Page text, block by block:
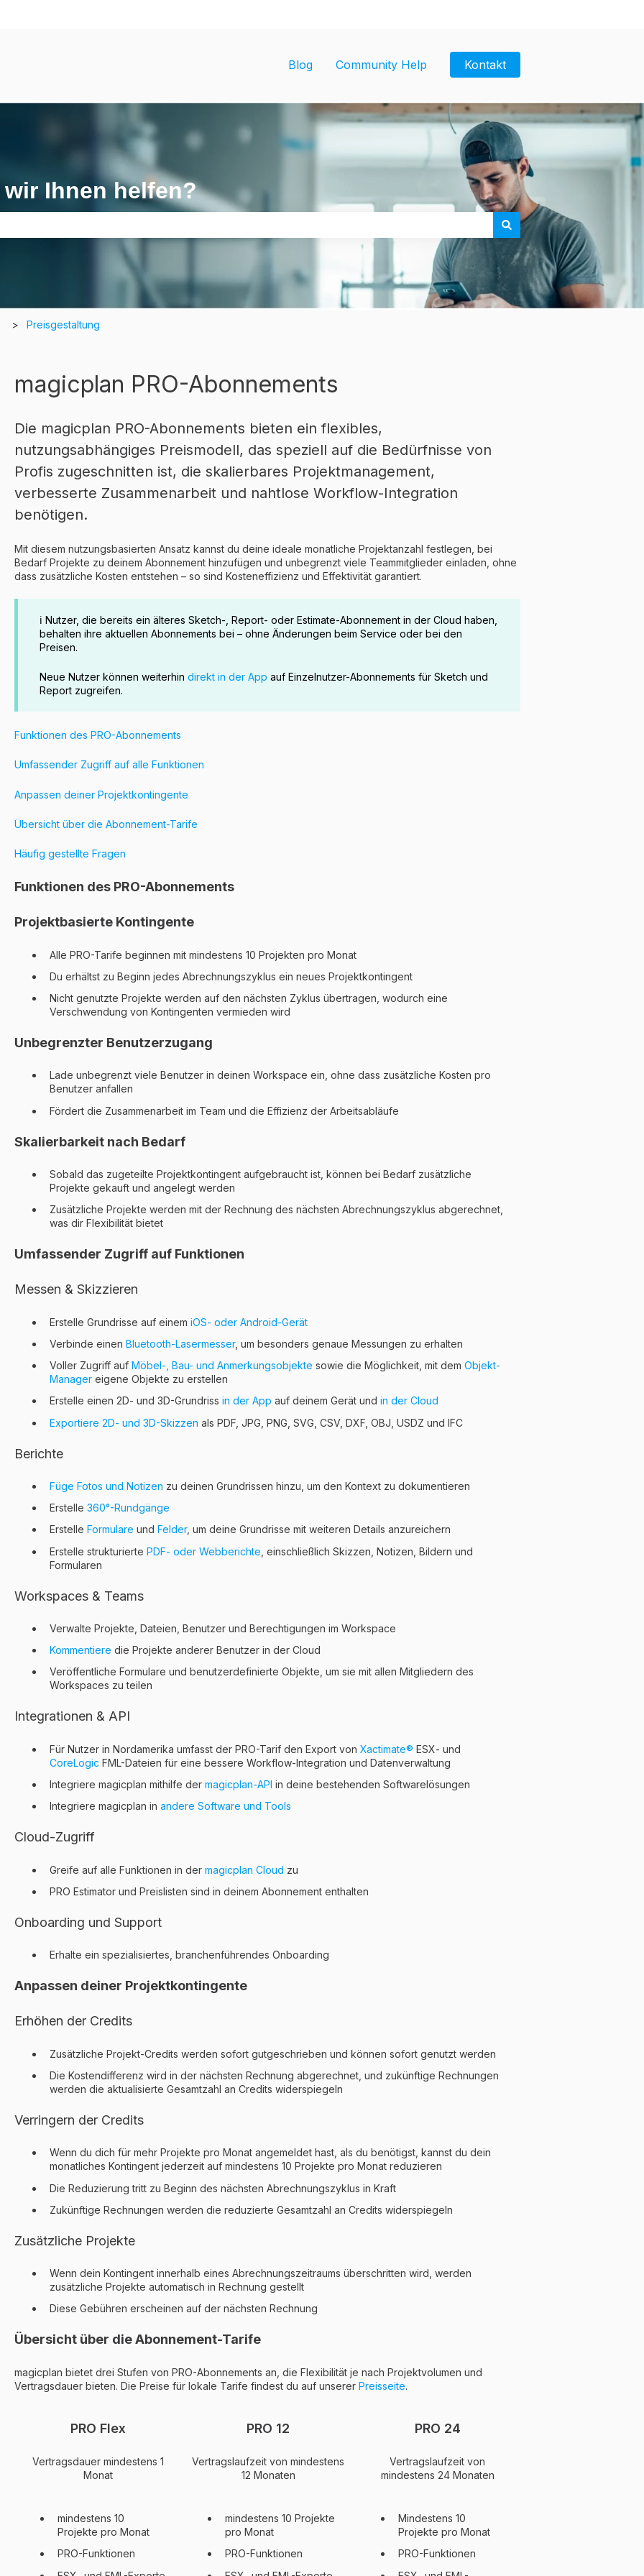
anzeigen
Blog Community Help Kontakt
Ihnen helfen?
Preisgestaltung
magicplan PRO-Abonnements
Die magicplan PRO-Abonnements bieten ein flexibles,
nutzungsabhängiges Preismodell, das speziell auf die Bedürfnisse von
Profis zugeschnitten ist, die skalierbares Projektmanagement,
verbesserte Zusammenarbeit und nahtlose Workflow-Integration
benötigen.
Mit diesem nutzungsbasierten Ansatz kannst du deine ideale monatliche Projektanzahl festlegen, bei
Bedarf Projekte zu deinem Abonnement hinzufügen und unbegrenzt viele Teammitglieder einladen, ohne
dass zusätzliche Kosten entstehen – so sind Kosteneffizienz und Effektivität garantiert.
ℹ️ Nutzer, die bereits ein älteres Sketch-, Report- oder Estimate-Abonnement in der Cloud haben,
behalten ihre aktuellen Abonnements bei – ohne Änderungen beim Service oder bei den
Preisen.
Neue Nutzer können weiterhin direkt in der App auf Einzelnutzer-Abonnements für Sketch und
Report zugreifen.
Funktionen des PRO-Abonnements
Umfassender Zugriff auf alle Funktionen
Anpassen deiner Projektkontingente
Übersicht über die Abonnement-Tarife
Häufig gestellte Fragen
Funktionen des PRO-Abonnements
Projektbasierte Kontingente
Alle PRO-Tarife beginnen mit mindestens 10 Projekten pro Monat
Du erhältst zu Beginn jedes Abrechnungszyklus ein neues Projektkontingent
Nicht genutzte Projekte werden auf den nächsten Zyklus übertragen, wodurch eine
Verschwendung von Kontingenten vermieden wird
Unbegrenzter Benutzerzugang
Lade unbegrenzt viele Benutzer in deinen Workspace ein, ohne dass zusätzliche Kosten pro
Benutzer anfallen
Fördert die Zusammenarbeit im Team und die Effizienz der Arbeitsabläufe
Skalierbarkeit nach Bedarf
Sobald das zugeteilte Projektkontingent aufgebraucht ist, können bei Bedarf zusätzliche
Projekte gekauft und angelegt werden
Zusätzliche Projekte werden mit der Rechnung des nächsten Abrechnungszyklus abgerechnet,
was dir Flexibilität bietet
Umfassender Zugriff auf Funktionen
Messen & Skizzieren
Erstelle Grundrisse auf einem iOS- oder Android-Gerät
Verbinde einen Bluetooth-Lasermesser, um besonders genaue Messungen zu erhalten
Voller Zugriff auf Möbel-, Bau- und Anmerkungsobjekte sowie die Möglichkeit, mit dem Objekt-
Managereigene Objekte zu erstellen
Erstelle einen 2D- und 3D-Grundriss in der App auf deinem Gerät und in der Cloud
Exportiere 2D- und 3D-Skizzen als PDF, JPG, PNG, SVG, CSV, DXF, OBJ, USDZ und IFC
Berichte
Füge Fotos und Notizen zu deinen Grundrissen hinzu, um den Kontext zu dokumentieren
Erstelle 360°-Rundgänge
Erstelle Formulare und Felder, um deine Grundrisse mit weiteren Details anzureichern
Erstelle strukturierte PDF- oder Webberichte , einschließlich Skizzen, Notizen, Bildern und
Formularen
Workspaces & Teams
Verwalte Projekte, Dateien, Benutzer und Berechtigungen im Workspace
Kommentiere die Projekte anderer Benutzer in der Cloud
Veröffentliche Formulare und benutzerdefinierte Objekte, um sie mit allen Mitgliedern des
Workspaces zu teilen
Integrationen & API
Für Nutzer in Nordamerika umfasst der PRO-Tarif den Export von Xactimate®️ ESX- und
CoreLogic FML-Dateien für eine bessere Workflow-Integration und Datenverwaltung
Integriere magicplan mithilfe der magicplan-API in deine bestehenden Softwarelösungen
Integriere magicplan in andere Software und Tools
Cloud-Zugriff
Greife auf alle Funktionen in der magicplan Cloud zu
PRO Estimator und Preislisten sind in deinem Abonnement enthalten
Onboarding und Support
Erhalte ein spezialisiertes, branchenführendes Onboarding
Anpassen deiner Projektkontingente
Erhöhen der Credits
Zusätzliche Projekt-Credits werden sofort gutgeschrieben und können sofort genutzt werden
Die Kostendifferenz wird in der nächsten Rechnung abgerechnet, und zukünftige Rechnungen
werden die aktualisierte Gesamtzahl an Credits widerspiegeln
Verringern der Credits
Wenn du dich für mehr Projekte pro Monat angemeldet hast, als du benötigst, kannst du dein
monatliches Kontingent jederzeit auf mindestens 10 Projekte pro Monat reduzieren
Die Reduzierung tritt zu Beginn des nächsten Abrechnungszyklus in Kraft
Zukünftige Rechnungen werden die reduzierte Gesamtzahl an Credits widerspiegeln
Zusätzliche Projekte
Wenn dein Kontingent innerhalb eines Abrechnungszeitraums überschritten wird, werden
zusätzliche Projekte automatisch in Rechnung gestellt
Diese Gebühren erscheinen auf der nächsten Rechnung
Übersicht über die Abonnement-Tarife
magicplan bietet drei Stufen von PRO-Abonnements an, die Flexibilität je nach Projektvolumen und
Vertragsdauer bieten. Die Preise für lokale Tarife findest du auf unserer Preisseite.
PRO Flex
Vertragsdauer mindestens 1
Monat
PRO 12
Vertragslaufzeit von mindestens
12 Monaten
PRO 24
Vertragslaufzeit von
mindestens 24 Monaten
mindestens 10
Projekte pro Monat
PRO-Funktionen
mindestens 10 Projekte
pro Monat
PRO-Funktionen
Mindestens 10
Projekte pro Monat
PRO-Funktionen